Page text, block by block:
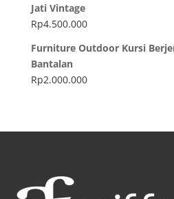
Jati Vintage
Rp4.500.000
Furniture Outdoor Kursi
Bantalan
Rp2.000.000